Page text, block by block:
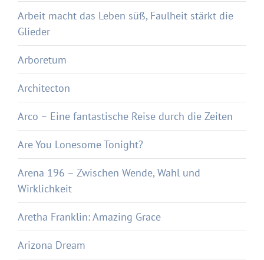
Arbeit macht das Leben süß, Faulheit stärkt die
Glieder
Arboretum
Architecton
Arco – Eine fantastische Reise durch die Zeiten
Are You Lonesome Tonight?
Arena 196 – Zwischen Wende, Wahl und
Wirklichkeit
Aretha Franklin: Amazing Grace
Arizona Dream